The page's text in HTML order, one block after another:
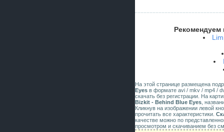
Рекомендуем
На этой странице размещена
Eyes в формате avi / mkv / mp4 /
скачать без регистрации. На
Bizkit - Behind Blue Eyes ,
Кликнув на изображении левой
прочитать все характеристики.
качестве можно по
просмотром и скачиванием без